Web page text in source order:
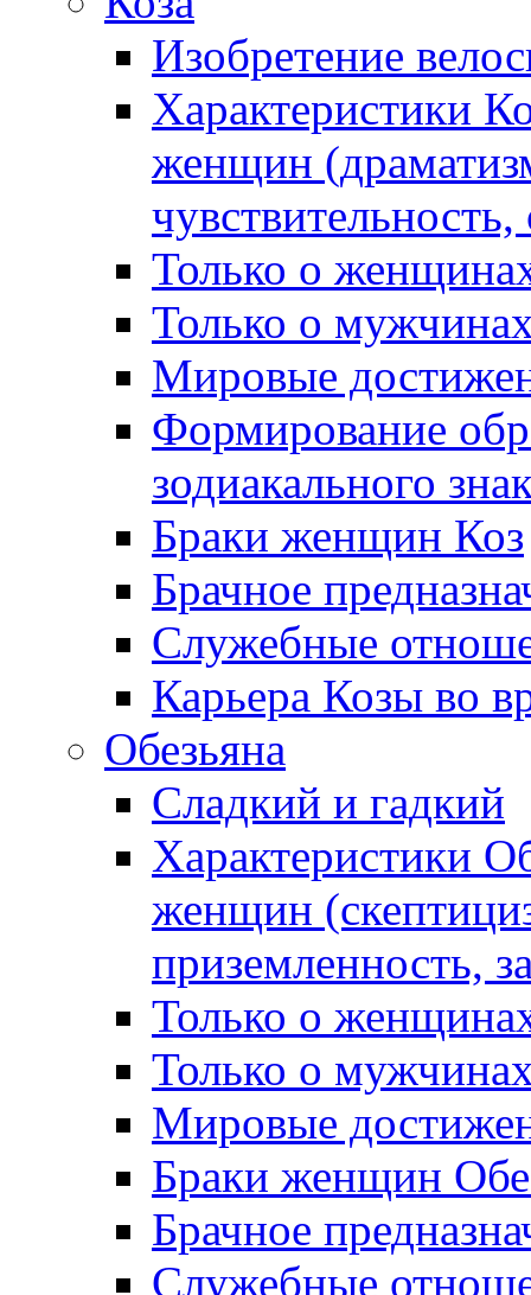
Изобретение
Характеристики
женщин
Только о
Только о
Мировые
Формирование
зодиакального
Браки женщин Коз
Брачное
Служебные
Карьера Козы во
Обезьяна
Сладкий и гадкий
Характеристики
женщин
приземленность,
Только о
Только о
Мировые
Браки женщин
Брачное
Служебные